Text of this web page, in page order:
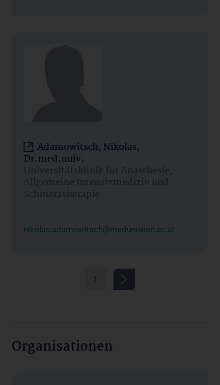
Adamowitsch, Nikolas,
Dr.med.univ.
Universitätsklinik für Anästhesie,
Allgemeine Intensivmedizin und
Schmerztherapie
nikolas.adamowitsch@meduniwien.ac.at
1
Organisationen